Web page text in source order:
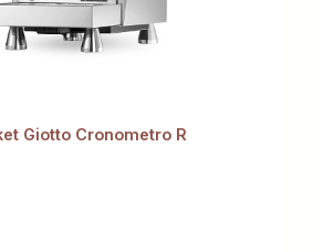
Giotto Cronometro R